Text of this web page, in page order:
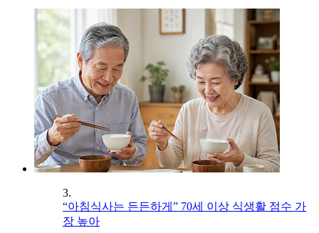
3.
“아침식사는 든든하게” 70세 이상 식생활 점수 가
장 높아